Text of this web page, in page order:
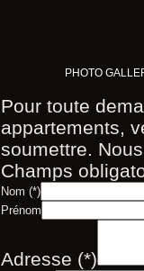
PHOTO
Pour toute
appartements,
soumettre.
Champs
Nom (*)
Prénom
Adresse (*)